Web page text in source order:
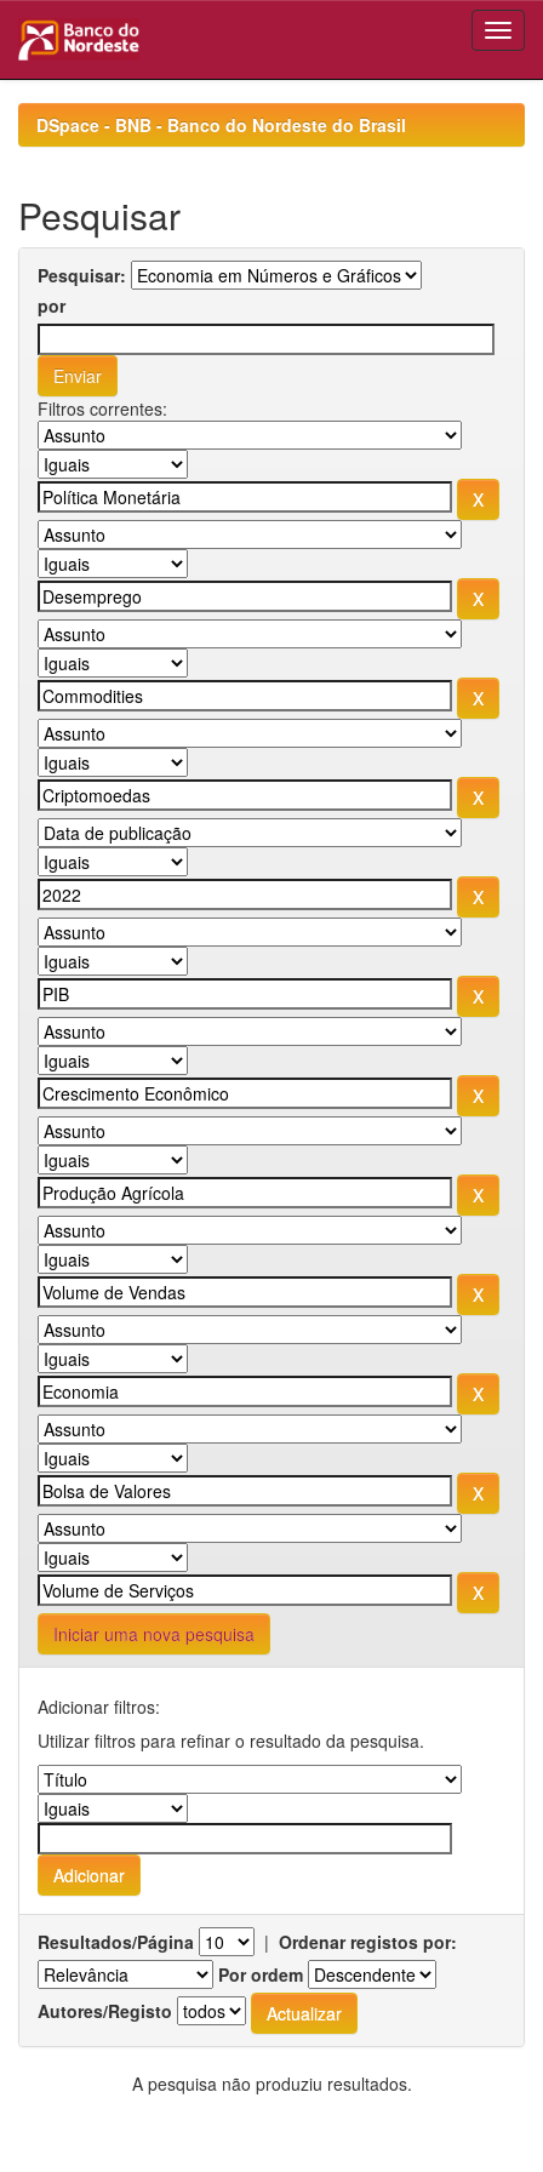
navigationDSpace - BNB - Banco do Nordeste do Brasil
Pesquisar
Pesquisar:
por
Filtros correntes:
Iniciar uma nova pesquisa
Adicionar filtros:
Utilizar filtros para refinar o resultado da pesquisa.
Resultados/Página | Ordenar registos por:
Por ordem
Autores/Registo
A pesquisa não produziu resultados.